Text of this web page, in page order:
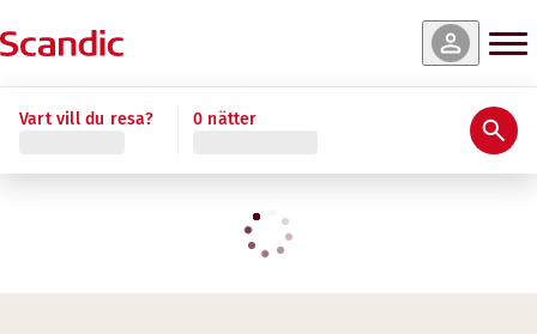
Vart vill du resa? 0 nätter